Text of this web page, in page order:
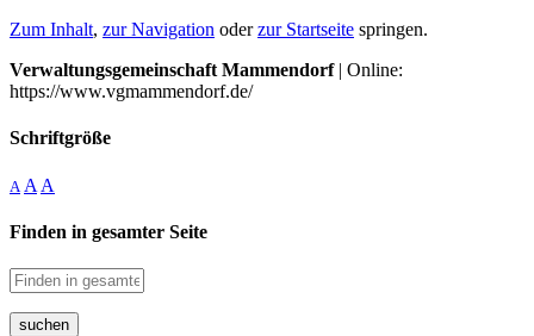
Zum Inhalt, zur Navigation oderzur Startseite springen.
Verwaltungsgemeinschaft Mammendorf| Online:
https://www.vgmammendorf.de/
Schriftgröße
A A A
Finden in gesamter Seite
suchen